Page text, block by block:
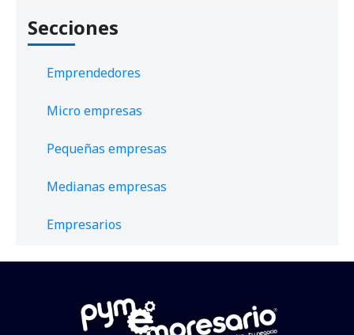
Secciones
Emprendedores
Micro empresas
Pequeñas empresas
Medianas empresas
Empresarios